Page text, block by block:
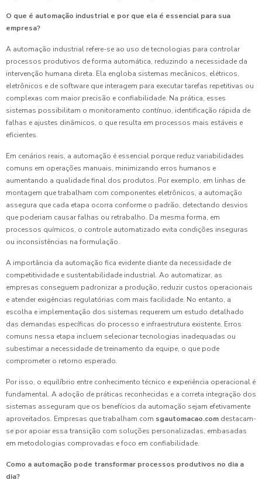
O que é automação industrial e por que ela é essencial para sua
empresa?
A automação industrial refere-se ao uso de tecnologias para controlar
processos produtivos de forma automática, reduzindo a necessidade da
intervenção humana direta. Ela engloba sistemas mecânicos, elétricos,
eletrônicos e de software que interagem para executar tarefas repetitivas ou
complexas com maior precisão e confiabilidade. Na prática, esses
sistemas possibilitam o monitoramento contínuo, identificação rápida de
falhas e ajustes dinâmicos, o que resulta em processos mais estáveis e
eficientes.
Em cenários reais, a automação é essencial porque reduz variabilidades
comuns em operações manuais, minimizando erros humanos e
aumentando a qualidade final dos produtos. Por exemplo, em linhas de
montagem que trabalham com componentes eletrônicos, a automação
assegura que cada etapa ocorra conforme o padrão, detectando desvios
que poderiam causar falhas ou retrabalho. Da mesma forma, em
processos químicos, o controle automatizado evita condições inseguras
ou inconsistências na formulação.
A importância da automação fica evidente diante da necessidade de
competitividade e sustentabilidade industrial. Ao automatizar, as
empresas conseguem padronizar a produção, reduzir custos operacionais
e atender exigências regulatórias com mais facilidade. No entanto, a
escolha e implementação dos sistemas requerem um estudo detalhado
das demandas específicas do processo e infraestrutura existente. Erros
comuns nessa etapa incluem selecionar tecnologias inadequadas ou
subestimar a necessidade de treinamento da equipe, o que pode
comprometer o retorno esperado.
Por isso, o equilíbrio entre conhecimento técnico e experiência operacional é
fundamental. A adoção de práticas reconhecidas e a correta integração dos
sistemas asseguram que os benefícios da automação sejam efetivamente
aproveitados. Empresas que trabalham com sgautomacao.com destacam-
se por apoiar essa transição com soluções personalizadas, embasadas
em metodologias comprovadas e foco em confiabilidade.
Como a automação pode transformar processos produtivos no dia a
dia?